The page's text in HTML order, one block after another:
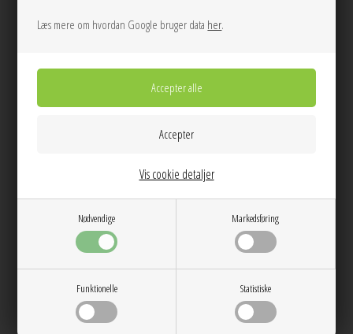
Læs mere om hvordan Google bruger data her.
Nødvendige Markedsføring
Funktionelle Statistiske
Vis cookie detaljer
500,00
350,00